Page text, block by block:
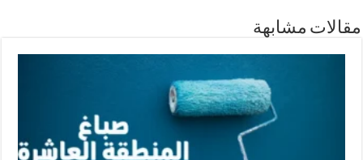
مقالات مشابهة